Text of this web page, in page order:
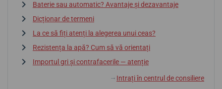
Baterie sau automatic? Avantaje și dezavantaje
Dicționar de termeni
La ce să fiți atenți la alegerea unui ceas?
Rezistența la apă? Cum să vă orientați
Importul gri și contrafacerile — atenție
↓ Intrați în centrul de consiliere